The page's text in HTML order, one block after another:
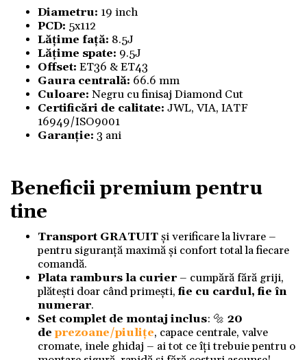
Diametru: 19 inch
PCD: 5x112
Lățime față: 8.5J
Lățime spate: 9.5J
Offset: ET36 & ET43
Gaura centrală: 66.6 mm
Culoare: Negru cu finisaj Diamond Cut
Certificări de calitate: JWL, VIA, IATF
16949/ISO9001
Garanție: 3 ani
Beneficii premium pentru
tine
Transport GRATUITși verificare la livrare –
pentru siguranță maximă și confort total la fiecare
comandă.
Plata ramburs la curier– cumpără fără griji,
plătești doar când primești,fie cu cardul, fie în
numerar.
Set complet de montaj inclus: 🔩 20
deprezoane/piulițe, capace centrale, valve
cromate, inele ghidaj – ai tot ce îți trebuie pentru o